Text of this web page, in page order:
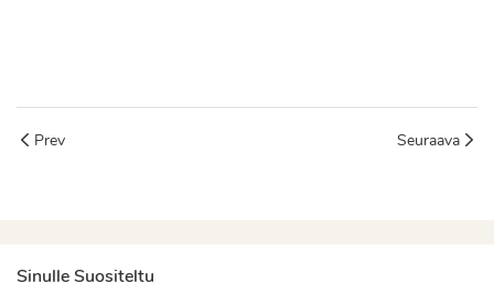
Prev Seuraava
Sinulle Suositeltu